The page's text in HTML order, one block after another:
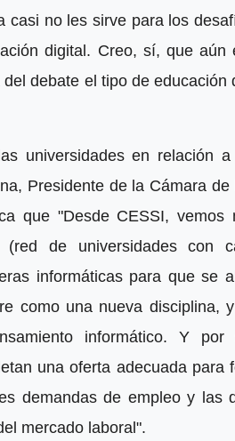
casi no les sirve para los
digital. Creo, sí, que aún
debate el tipo de educación
universidades en relación
Presidente de la Cámara
que "Desde CESSI, vemos
de universidades con
informáticas para que se
como una nueva disciplina,
informático. Y por
una oferta adecuada para
demandas de empleo y las
mercado laboral".